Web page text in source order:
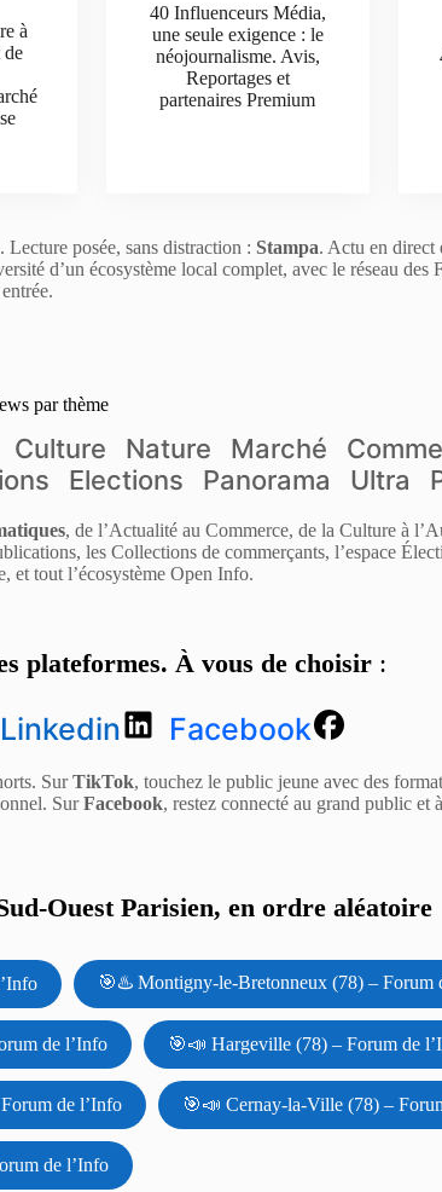
à
de
40 Influenceurs Média,
une seule exigence : le
néojournalisme. Avis,
Reportages et
partenaires Premium
posée, sans distraction : Stampa. Actu en direct
d’un écosystème local complet, avec le réseau des
par thème
Culture Nature Marché
Elections Panorama Ultra
, de l’Actualité au Commerce, de la Culture à
les Collections de commerçants, l’espace
et tout l’écosystème Open Info.
plateformes. À vous de choisir:
Linkedin Facebook
SurTikTok, touchez le public jeune avec des
SurFacebook, restez connecté au grand public et
Ouest Parisien, en ordre aléatoire
🎯♨️ Montigny-le-Bretonneux (78) – Forum
de l’Info 🎯📣 Hargeville (78) – Forum de
de l’Info 🎯📣 Cernay-la-Ville (78) –
de l’Info